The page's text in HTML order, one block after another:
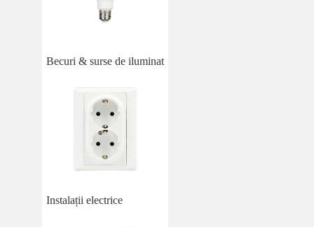
Becuri & surse de iluminat
Instalații electrice